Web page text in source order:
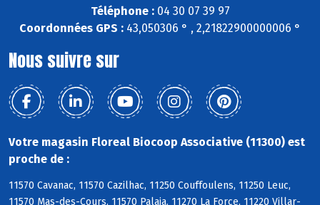
Téléphone :04 30 07 39 97
Coordonnées GPS : 43,050306 ° , 2,21822900000006 °
Nous suivre sur
Votre magasin Floreal Biocoop Associative (11300) est
proche de :
11570 Cavanac, 11570 Cazilhac, 11250 Couffoulens, 11250 Leuc,
11570 Mas-des-Cours, 11570 Palaja, 11270 La Force, 11220 Villar-